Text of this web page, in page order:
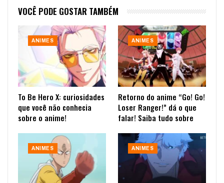
VOCÊ PODE GOSTAR TAMBÉM
ANIMES
To Be Hero X: curiosidades
que você não conhecia
sobre o anime!
ANIMES
Retorno do anime “Go! Go!
Loser Ranger!” dá o que
falar! Saiba tudo sobre
ANIMES ANIMES